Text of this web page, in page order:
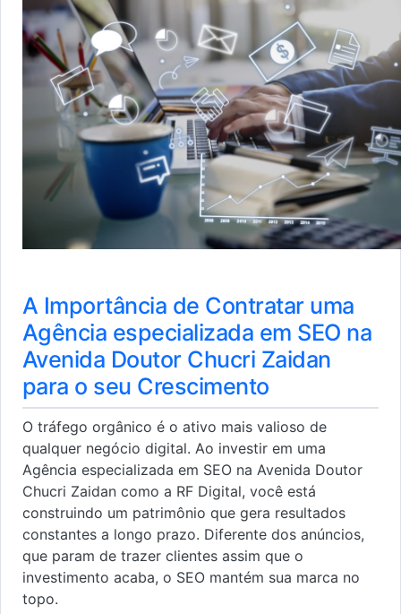
A Importância de Contratar uma
Agência especializada em SEO na
Avenida Doutor Chucri Zaidan
para o seu Crescimento
O tráfego orgânico é o ativo mais valioso de
qualquer negócio digital. Ao investir em uma
Agência especializada em SEO na Avenida Doutor
Chucri Zaidan como a RF Digital, você está
construindo um patrimônio que gera resultados
constantes a longo prazo. Diferente dos anúncios,
que param de trazer clientes assim que o
investimento acaba, o SEO mantém sua marca no
topo.